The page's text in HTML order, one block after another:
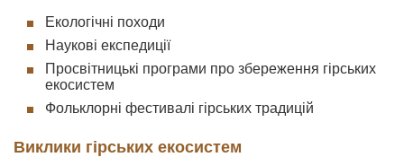
Екологічні походи
Наукові експедиції
Просвітницькі програми про збереження гірських
екосистем
Фольклорні фестивалі гірських традицій
Виклики гірських екосистем